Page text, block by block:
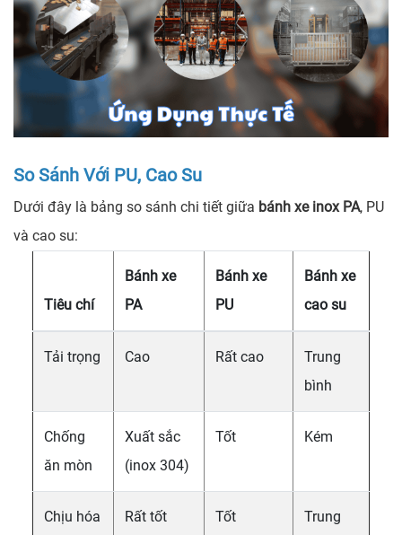
So Sánh Với PU, Cao Su
Dưới đây là bảng so sánh chi tiết giữa bánh xe inox PA, PU
và cao su:
Tiêu chí
Bánh xe
PA
Bánh xe
PU
Bánh xe
cao su
Tải trọng Cao Rất cao
Trung
bình
Chống
ăn mòn
Xuất sắc
(inox 304)
Tốt Kém
Chịu hóa
Rất tốt Tốt
Trung